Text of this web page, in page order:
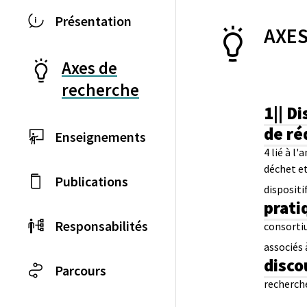
Présentation
Axes de
recherche
Enseignements
Publications
Responsabilités
Parcours
1||
de
4 lié à
déchet